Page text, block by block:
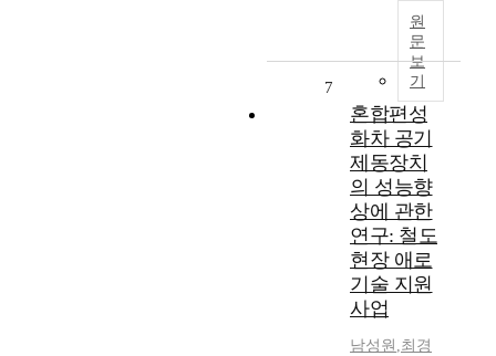
원
문
보
기
7
혼합편성
화차 공기
제동장치
의 성능향
상에 관한
연구: 철도
현장 애로
기술 지원
사업
남성원 ,최경